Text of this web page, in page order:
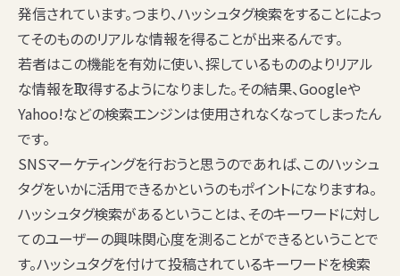
発信されています。つまり、ハッシュタグ検索をすることによっ
てそのもののリアルな情報を得ることが出来るんです。
若者はこの機能を有効に使い、探しているもののよりリアル
な情報を取得するようになりました。その結果、Googleや
Yahoo!などの検索エンジンは使用されなくなってしまったん
です。
SNSマーケティングを行おうと思うのであれば、このハッシュ
タグをいかに活用できるかというのもポイントになりますね。
ハッシュタグ検索があるということは、そのキーワードに対し
てのユーザーの興味関心度を測ることができるということで
す。ハッシュタグを付けて投稿されているキーワードを検索